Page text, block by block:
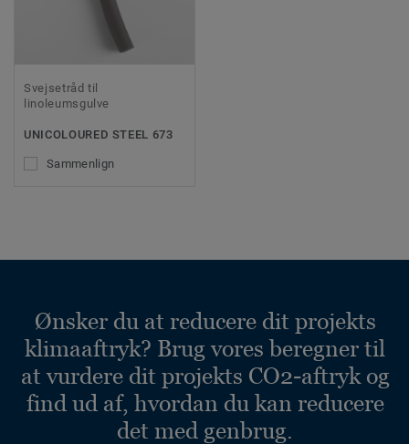
Svejsetråd til
linoleumsgulve
UNICOLOURED STEEL 673
Sammenlign
Ønsker du at reducere dit projekts
klimaaftryk? Brug vores beregner til
at vurdere dit projekts CO2-aftryk og
find ud af, hvordan du kan reducere
det med genbrug.